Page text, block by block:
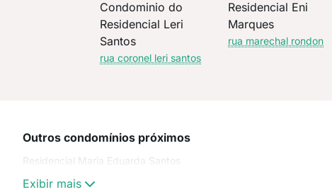
Condominio do
Residencial Leri
Santos
rua coronel leri santos
Residencial Eni
Marques
rua marechal rondon
Outros condomínios próximos
Residencial Maria Eduarda Santos
Exibir mais